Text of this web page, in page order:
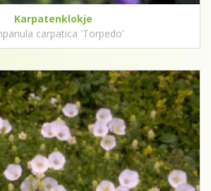
Karpatenklokje
carpatica 'Torpedo'